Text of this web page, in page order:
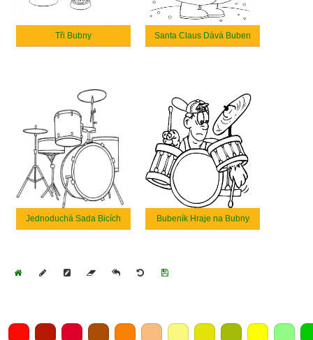
Tři Bubny Santa Claus Dává Buben
Jednoduchá Sada Bicích Bubeník Hraje na Bubny